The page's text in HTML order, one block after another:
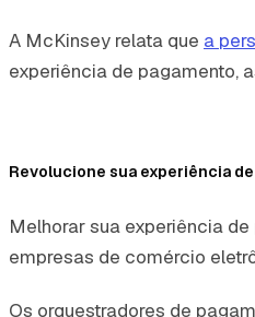
A McKinsey relata que a
experiência de pagamento,
Revolucione sua experiência
Melhorar sua experiência
empresas de comércio
Os orquestradores de